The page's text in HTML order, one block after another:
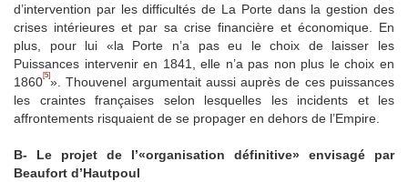
d’intervention par les difficultés de La Porte dans la gestion des
crises intérieures et par sa crise financière et économique. En
plus, pour lui «la Porte n’a pas eu le choix de laisser les
Puissances intervenir en 1841, elle n’a pas non plus le choix en
1860[5]». Thouvenel argumentait aussi auprès de ces puissances
les craintes françaises selon lesquelles les incidents et les
affrontements risquaient de se propager en dehors de l’Empire.
B- Le projet de l’«organisation définitive» envisagé par
Beaufort d’Hautpoul